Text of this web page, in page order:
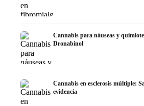
Cannabis para náuseas y
Dronabinol
Cannabis en esclerosis múltiple:
evidencia